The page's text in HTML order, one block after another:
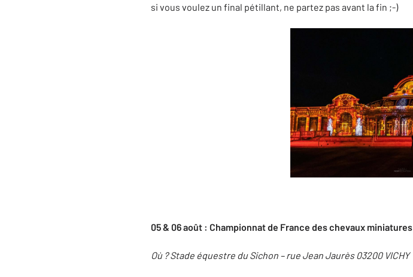
si vous voulez un final pétillant, ne partez pas avant la fin ;-)
05 & 06 août : Championnat de France des chevaux miniatures
Où ? Stade équestre du Sichon – rue Jean Jaurès 03200 VICHY